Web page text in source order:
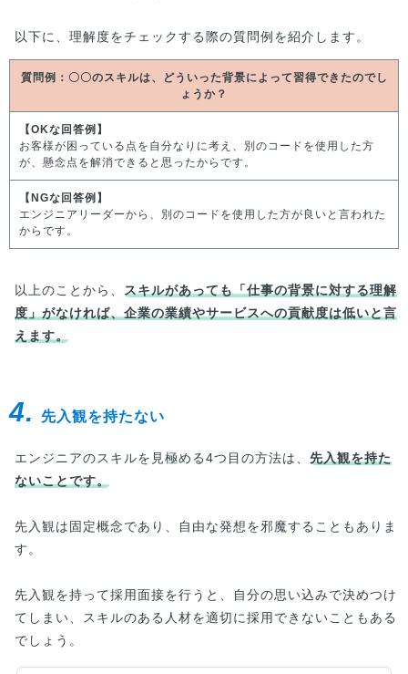
以下に、理解度をチェックする際の質問例を紹介します。
質問例：〇〇のスキルは、どういった背景によって習得できたのでし
ょうか？
【OKな回答例】
お客様が困っている点を自分なりに考え、別のコードを使用した方
が、懸念点を解消できると思ったからです。
【NGな回答例】
エンジニアリーダーから、別のコードを使用した方が良いと言われた
からです。
以上のことから、 スキルがあっても「仕事の背景に対する理解
度」がなければ、企業の業績やサービスへの貢献度は低いと言
えます。
4. 先入観を持たない
エンジニアのスキルを見極める4つ目の方法は、 先入観を持た
ないことです。
先入観は固定概念であり、自由な発想を邪魔することもありま
す。
先入観を持って採用面接を行うと、自分の思い込みで決めつけ
てしまい、スキルのある人材を適切に採用できないこともある
でしょう。